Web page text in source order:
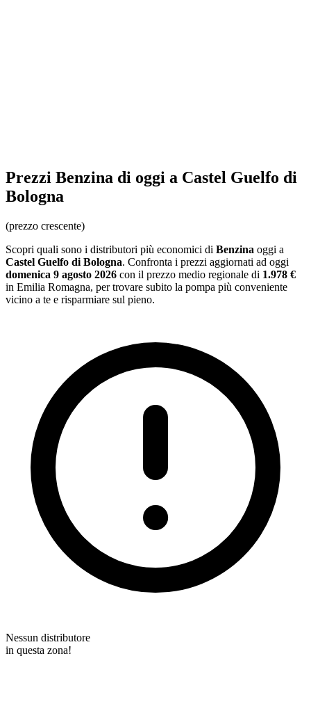
Prezzi Benzina di oggi a Castel Guelfo di
Bologna
(prezzo crescente)
Scopri quali sono i distributori più economici di Benzina oggi a
Castel Guelfo di Bologna. Confronta i prezzi aggiornati ad oggi
domenica 9 agosto 2026 con il prezzo medio regionale di 1.978 €
in Emilia Romagna, per trovare subito la pompa più conveniente
vicino a te e risparmiare sul pieno.
Nessun distributore
in questa zona!